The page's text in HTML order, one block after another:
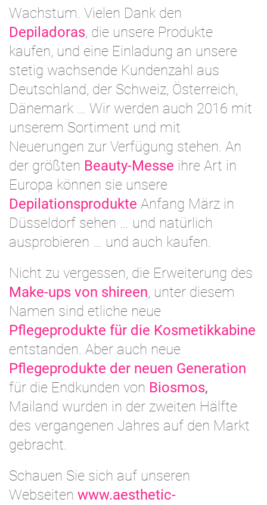
Wachstum. Vielen Dank den
Depiladoras, die unsere Produkte
kaufen, und eine Einladung an unsere
stetig wachsende Kundenzahl aus
Deutschland, der Schweiz, Österreich,
Dänemark … Wir werden auch 2016 mit
unserem Sortiment und mit
Neuerungen zur Verfügung stehen. An
der größten Beauty-Messe ihre Art in
Europa können sie unsere
Depilationsprodukte Anfang März in
Düsseldorf sehen … und natürlich
ausprobieren … und auch kaufen.
Nicht zu vergessen, die Erweiterung des
Make-ups von shireen, unter diesem
Namen sind etliche neue
Pflegeprodukte für die Kosmetikkabine
entstanden. Aber auch neue
Pflegeprodukte der neuen Generation
für die Endkunden von Biosmos,
Mailand wurden in der zweiten Hälfte
des vergangenen Jahres auf den Markt
gebracht.
Schauen Sie sich auf unseren
Webseiten www.aesthetic-